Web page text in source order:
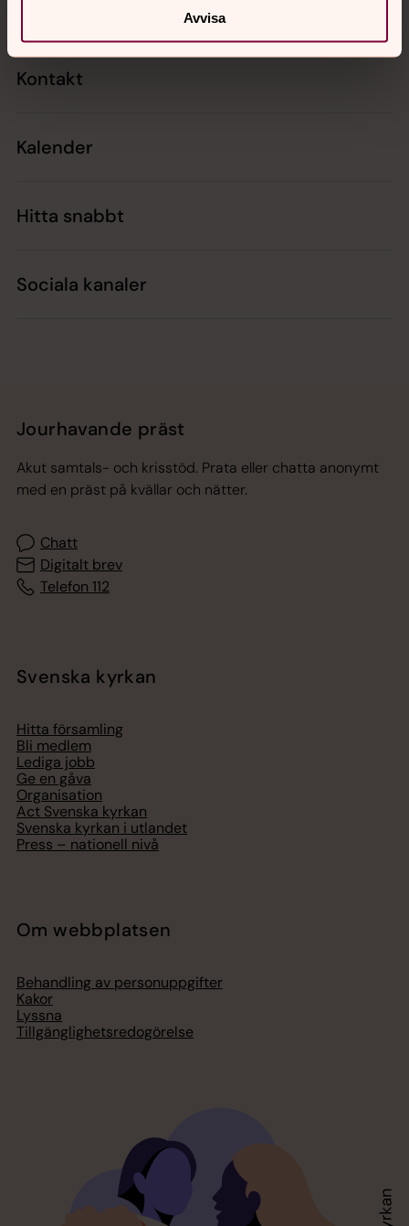
Avvisa
Kontakt
Kalender
Hitta snabbt
Sociala kanaler
Jourhavande präst
Akut samtals- och krisstöd. Prata eller chatta anonymt
med en präst på kvällar och nätter.
Chatt
Digitalt brev
Telefon 112
Svenska kyrkan
Hitta församling
Bli medlem
Lediga jobb
Ge en gåva
Organisation
Act Svenska kyrkan
Svenska kyrkan i utlandet
Press – nationell nivå
Om webbplatsen
Behandling av personuppgifter
Kakor
Lyssna
Tillgänglighetsredogörelse